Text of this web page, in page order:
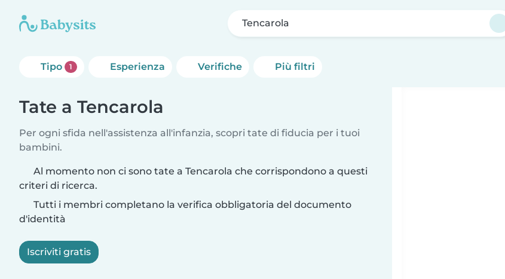
Tencarola
Tipo 1 Esperienza Verifiche Più filtri
Tate a Tencarola
Per ogni sfida nell'assistenza all'infanzia, scopri tate di fiducia per i tuoi
bambini.
Al momento non ci sono tate a Tencarola che corrispondono a questi
criteri di ricerca.
Tutti i membri completano la verifica obbligatoria del documento
d'identità
Iscriviti gratis